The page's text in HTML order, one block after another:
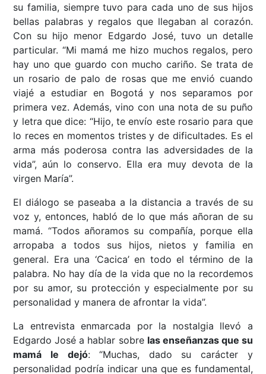
su familia, siempre tuvo para cada uno de sus hijos
bellas palabras y regalos que llegaban al corazón.
Con su hijo menor Edgardo José, tuvo un detalle
particular. “Mi mamá me hizo muchos regalos, pero
hay uno que guardo con mucho cariño. Se trata de
un rosario de palo de rosas que me envió cuando
viajé a estudiar en Bogotá y nos separamos por
primera vez. Además, vino con una nota de su puño
y letra que dice: “Hijo, te envío este rosario para que
lo reces en momentos tristes y de dificultades. Es el
arma más poderosa contra las adversidades de la
vida”, aún lo conservo. Ella era muy devota de la
virgen María”.
El diálogo se paseaba a la distancia a través de su
voz y, entonces, habló de lo que más añoran de su
mamá. “Todos añoramos su compañía, porque ella
arropaba a todos sus hijos, nietos y familia en
general. Era una ‘Cacica’ en todo el término de la
palabra. No hay día de la vida que no la recordemos
por su amor, su protección y especialmente por su
personalidad y manera de afrontar la vida”.
La entrevista enmarcada por la nostalgia llevó a
Edgardo José a hablar sobre las enseñanzas que su
mamá le dejó: “Muchas, dado su carácter y
personalidad podría indicar una que es fundamental,